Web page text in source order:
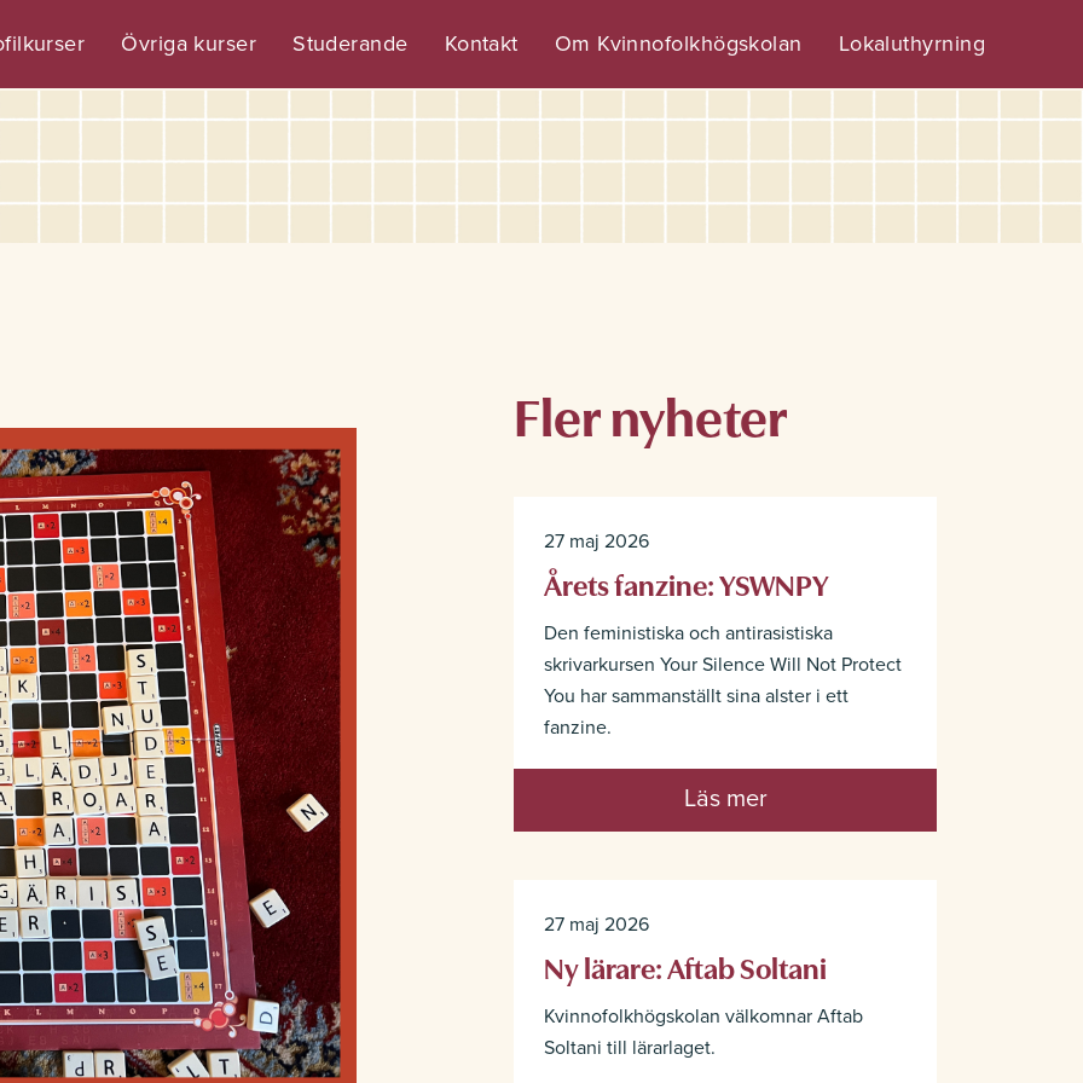
Övriga kurser Studerande Kontakt Om Kvinnofolkhögskolan Lokaluthyrning
Fler nyheter
27 maj 2026
Årets fanzine: YSWNPY
Den feministiska och antirasistiska
skrivarkursen Your Silence Will Not Protect
You har sammanställt sina alster i ett
fanzine.
Läs mer
27 maj 2026
Ny lärare: Aftab Soltani
Kvinnofolkhögskolan välkomnar Aftab
Soltani till lärarlaget.